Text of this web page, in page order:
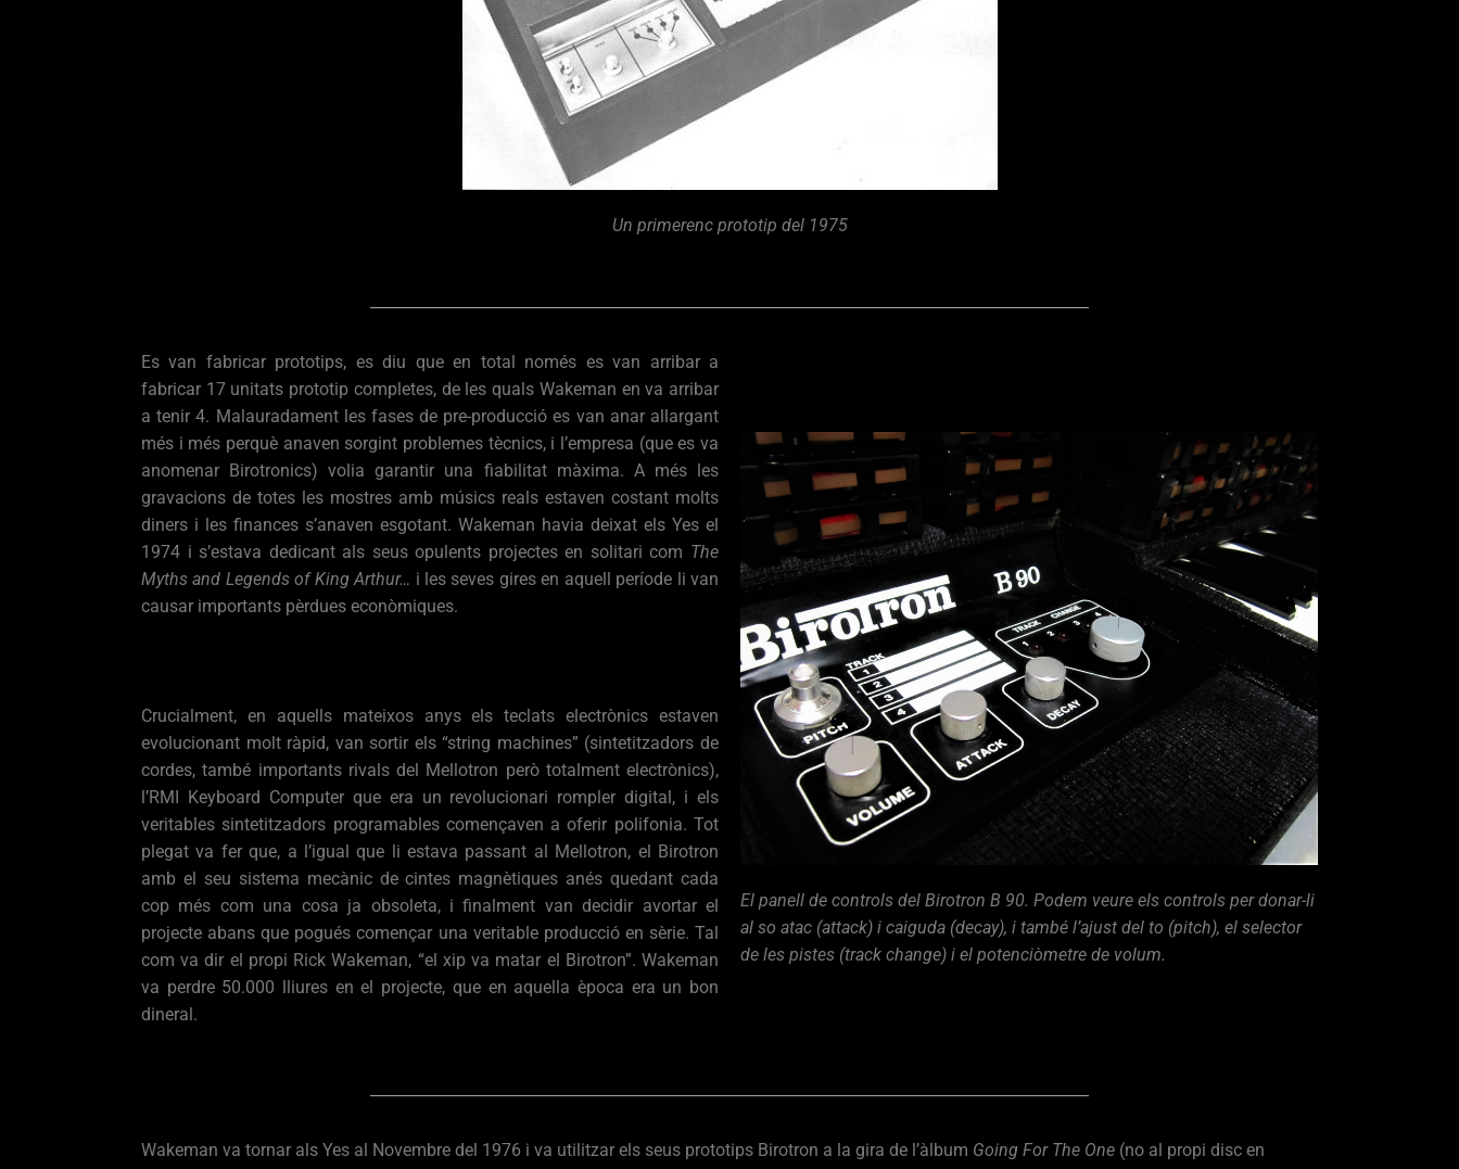
Un primerenc prototip del 1975
Es van fabricar prototips, es diu que en total només es van arribar a
fabricar 17 unitats prototip completes, de les quals Wakeman en va arribar
a tenir 4. Malauradament les fases de pre-producció es van anar allargant
més i més perquè anaven sorgint problemes tècnics, i l’empresa (que es va
anomenar Birotronics) volia garantir una fiabilitat màxima. A més les
gravacions de totes les mostres amb músics reals estaven costant molts
diners i les finances s’anaven esgotant. Wakeman havia deixat els Yes el
1974 i s’estava dedicant als seus opulents projectes en solitari com The
Myths and Legends of King Arthur… i les seves gires en aquell període li van
causar importants pèrdues econòmiques.
Crucialment, en aquells mateixos anys els teclats electrònics estaven
evolucionant molt ràpid, van sortir els “string machines” (sintetitzadors de
cordes, també importants rivals del Mellotron però totalment electrònics),
l’RMI Keyboard Computer que era un revolucionari rompler digital, i els
veritables sintetitzadors programables començaven a oferir polifonia. Tot
plegat va fer que, a l’igual que li estava passant al Mellotron, el Birotron
amb el seu sistema mecànic de cintes magnètiques anés quedant cada
cop més com una cosa ja obsoleta, i finalment van decidir avortar el
projecte abans que pogués començar una veritable producció en sèrie. Tal
com va dir el propi Rick Wakeman, “el xip va matar el Birotron”. Wakeman
va perdre 50.000 lliures en el projecte, que en aquella època era un bon
dineral.
El panell de controls del Birotron B 90. Podem veure els controls per donar-li
al so atac (attack) i caiguda (decay), i també l’ajust del to (pitch), el selector
de les pistes (track change) i el potenciòmetre de volum.
Wakeman va tornar als Yes al Novembre del 1976 i va utilitzar els seus prototips Birotron a la gira de l’àlbum Going For The One (no al propi disc en